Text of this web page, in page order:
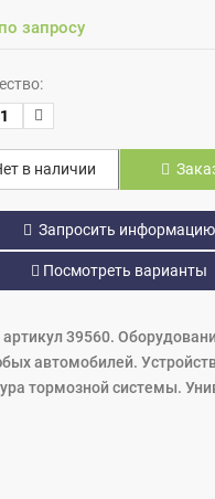
запросу
в наличии
Запросить информацию
Посмотреть варианты
39560.
автомобилей.
тормозной системы.